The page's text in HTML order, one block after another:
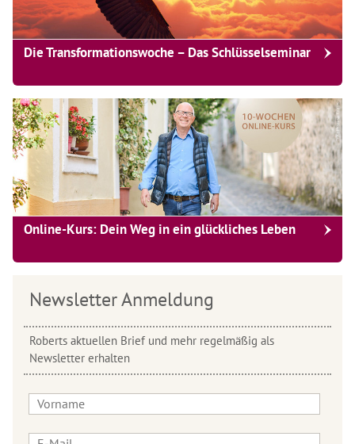
Die Transformationswoche – Das Schlüsselseminar
Online-Kurs: Dein Weg in ein glückliches Leben
Newsletter Anmeldung
Roberts aktuellen Brief und mehr regelmäßig als
Newsletter erhalten